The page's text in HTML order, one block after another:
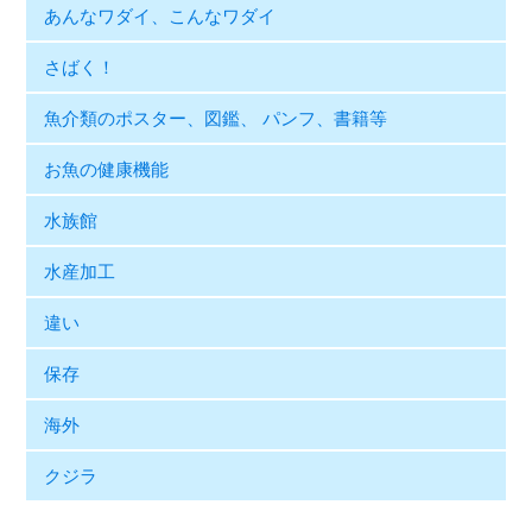
あんなワダイ、こんなワダイ
さばく！
魚介類のポスター、図鑑、 パンフ、書籍等
お魚の健康機能
水族館
水産加工
違い
保存
海外
クジラ